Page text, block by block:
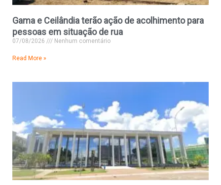
Gama e Ceilândia terão ação de acolhimento para
pessoas em situação de rua
07/08/2026 Nenhum comentário
Read More »